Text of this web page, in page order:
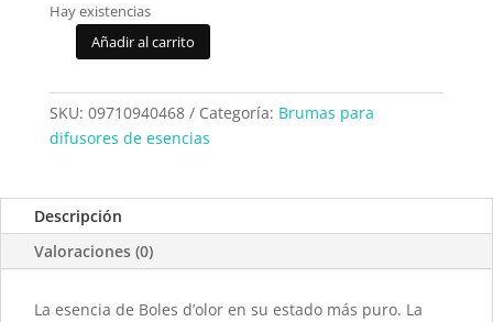
Hay existencias
Bruma
D'Olor
Ambients
Añadir al carrito
SKU: 09710940468 Categoría: Brumas para
difusores de esencias
Descripción
Valoraciones (0)
La esencia de Boles d’olor en su estado más puro. La